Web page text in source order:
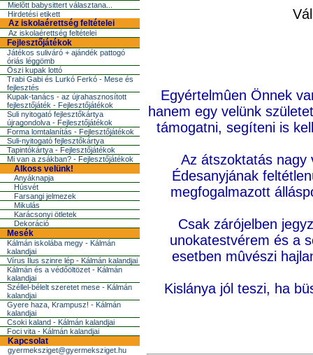
Mielõtt babysittert választana...
Hirdetési etikett
Az iskolaérettség feltételei
Az iskolaérettség feltételei
Fejlesztőjátékok
Játékos suliváró + ajándék pattogó
óriás léggömb
Őszi kupak lottó
Trabi Gabi és Lurkó Ferkó - Mese és
fejlesztés
Kupak-tanács - az újrahasznosított
fejlesztőjáték - Fejlesztőjátékok
Suli nyitogató fejlesztőkártya
újragondolva - Fejlesztőjátékok
Forma lomtalanítás - Fejlesztőjátékok
Suli-nyitogató fejlesztőkártya
Tapintókártya - Fejlesztőjátékok
Mi van a zsákban? - Fejlesztőjátékok
Alkoss velünk!
Anyáknapja
Húsvét
Farsangi jelmezek
Mikulás
Karácsonyi ötletek
Dekoráció
Mesék
Kálmán iskolába megy - Kálmán
kalandjai
Vírus Ilus szinre lép - Kálmán kalandjai
Kálmán és a védőöltözet - Kálmán
kalandjai
Széllel-bélelt szeretet mese - Kálmán
kalandjai
Gyere haza, Krampusz! - Kálmán
kalandjai
Csoki kaland - Kálmán kalandjai
Foci vita - Kálmán kalandjai
Kapcsolat
gyermeksziget@gyermeksziget.hu
Egyértelmûen Önnek
hanem egy velünk
támogatni, segíteni is
Az átszoktatás nagy
Édesanyjának
megfogalmazott
Csak zárójelben
unokatestvérem és a
esetben mûvészi
Kislánya jól teszi, ha